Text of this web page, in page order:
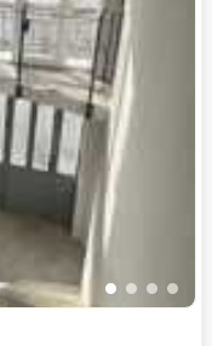
• • • •